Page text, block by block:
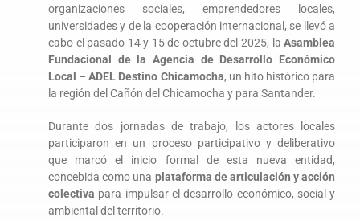
organizaciones sociales, emprendedores locales,
universidades y de la cooperación internacional, se llevó a
cabo el pasado 14 y 15 de octubre del 2025, laAsamblea
Fundacional de la Agencia de Desarrollo Económico
Local – ADEL Destino Chicamocha, un hito histórico para
la región del Cañón del Chicamocha y para Santander.
Durante dos jornadas de trabajo, los actores locales
participaron en un proceso participativo y deliberativo
que marcó el inicio formal de esta nueva entidad,
concebida como una plataforma de articulación y acción
colectiva para impulsar el desarrollo económico, social y
ambiental del territorio.